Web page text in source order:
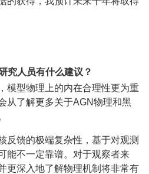
究人员有什么建议？
模型物理上的内在合理性更为重
从了解更多关于AGN物理和黑
反馈的极端复杂性，基于对观测
能不一定靠谱。对于观察者来
更深入地了解物理机制将非常有